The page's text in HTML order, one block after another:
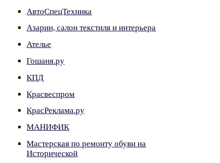
АвтоСпецТехника
Азарин, салон текстиля и интерьера
Ателье
Гошаня.ру
КПД
Красвеспром
КрасРеклама.ру
МАНИФИК
Мастерская по ремонту обуви на
Исторической